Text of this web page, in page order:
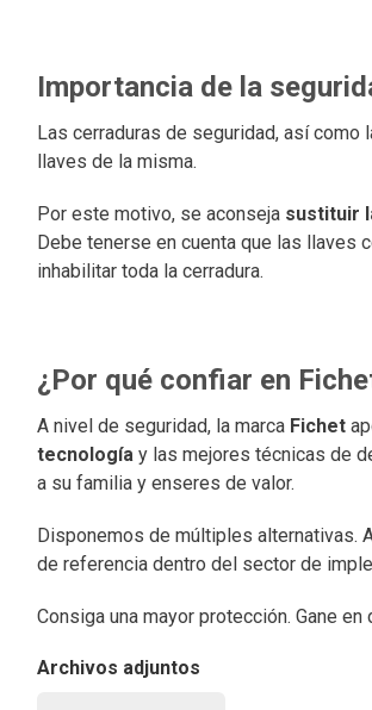
Importancia de la
Las cerraduras de seguridad, así
llaves de la misma.
Por este motivo, se aconseja sustituir
Debe tenerse en cuenta que las llaves
inhabilitar toda la cerradura.
¿Por qué confiar en
A nivel de seguridad, la marca Fichet
tecnologíay las mejores técnicas de
a su familia y enseres de valor.
Disponemos de múltiples alternativas.
de referencia dentro del sector de
Consiga una mayor protección. Gane
Archivos adjuntos